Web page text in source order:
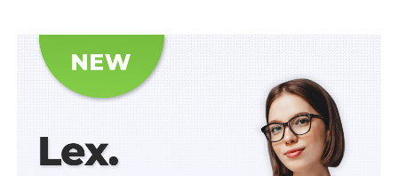
зайняття посади керівника державного,
комунального закладу охорони здоров’я» від 27
грудня 2017 р.
№ 1094
Правові позиції
Верховного Суду щодо кримінальних
правопорушень, пов’язаних з війною,та збірник